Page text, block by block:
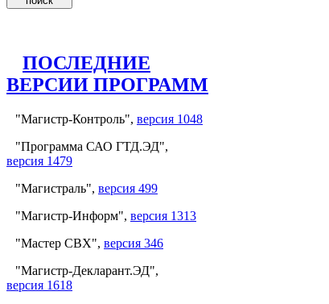
ПОСЛЕДНИЕ
ВЕРСИИ ПРОГРАММ
"Магистр-Контроль", версия 1048
"Программа САО ГТД.ЭД",
версия 1479
"Магистраль", версия 499
"Магистр-Информ", версия 1313
"Мастер СВХ", версия 346
"Магистр-Декларант.ЭД",
версия 1618